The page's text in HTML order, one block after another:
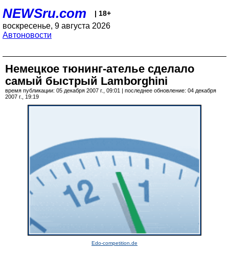
NEWSru.com | 18+
воскресенье, 9 августа 2026
Автоновости
Немецкое тюнинг-ателье сделало
самый быстрый Lamborghini
время публикации: 05 декабря 2007 г., 09:01 | последнее обновление: 04 декабря
2007 г., 19:19
Edo-competition.de